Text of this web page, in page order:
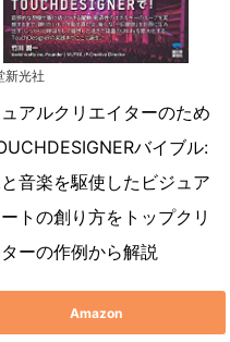
新光社
アルクリエイターのため
バイブル:
音楽を駆使したビジュア
トの創り方をトップクリ
ーの作例から解説
Amazon